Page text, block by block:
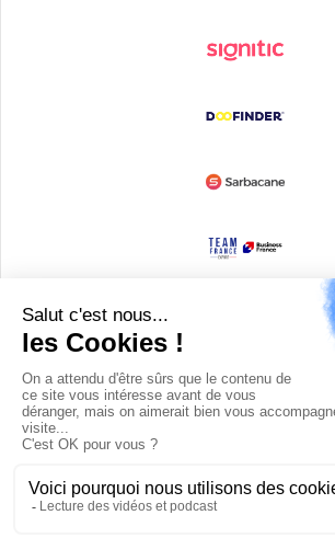
Devenir partenaire
© Copyright 2008 / 2026,DECODE MEDIA,
Company.All Rights